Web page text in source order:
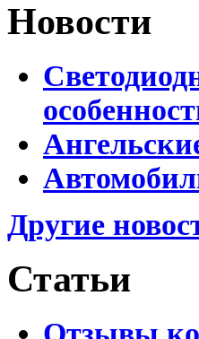
Новости
Другие
Статьи